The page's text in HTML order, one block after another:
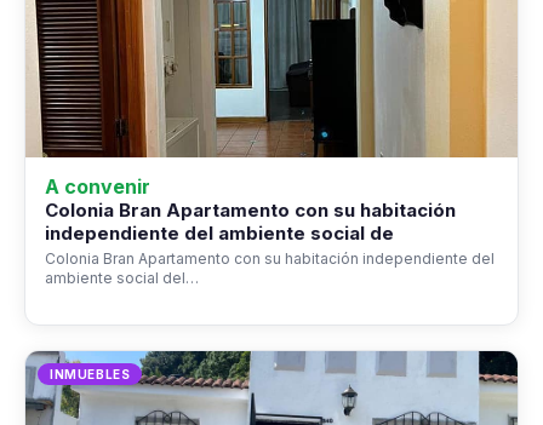
A convenir
Colonia Bran Apartamento con su habitación
independiente del ambiente social de
Colonia Bran Apartamento con su habitación independiente del
ambiente social del…
INMUEBLES